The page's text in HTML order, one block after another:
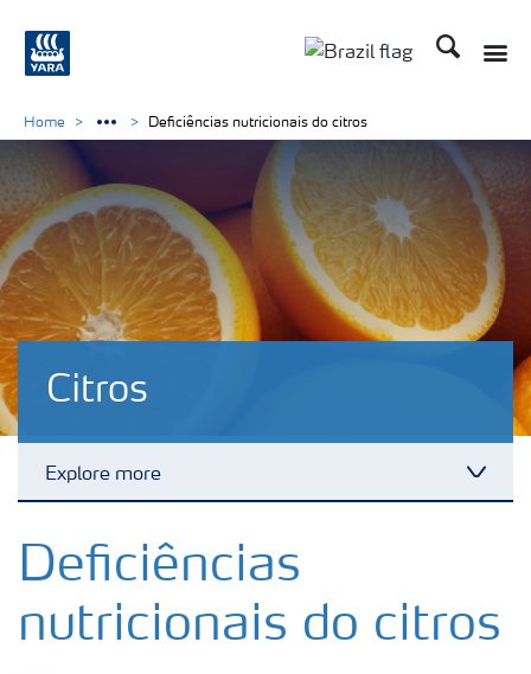
Busca
Citros
Explore more
Soluções para culturas
Fertilizantes premium
Home Deficiências nutricionais do citros
Deficiências
nutricionais do citros